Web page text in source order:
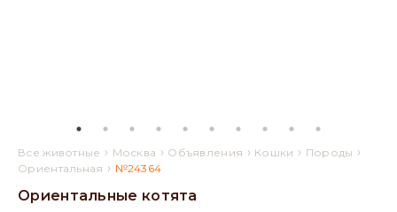
Все животные › Москва › Объявления › Кошки › Породы ›
Ориентальная › №24364
Ориентальные котята